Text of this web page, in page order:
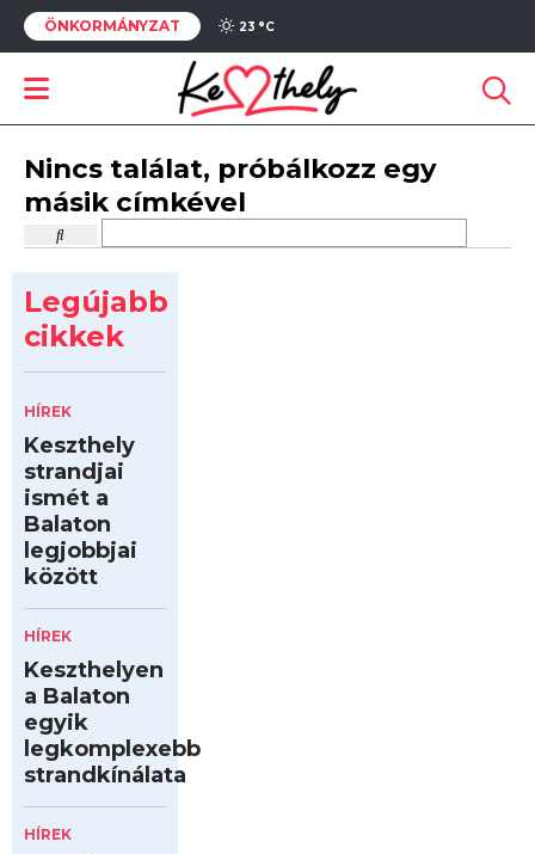
ÖNKORMÁNYZAT 23 °C
Nincs találat, próbálkozz egy
másik címkével
Legújabb
cikkek
HÍREK
Keszthely
strandjai
ismét a
Balaton
legjobbjai
között
HÍREK
Keszthelyen
a Balaton
egyik
legkomplexebb
strandkínálata
HÍREK